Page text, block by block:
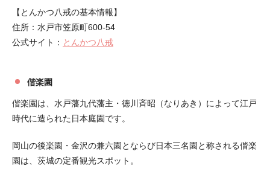
【とんかつ八戒の基本情報】
住所：水戸市笠原町600-54
公式サイト： とんかつ八戒
偕楽園
偕楽園は、水戸藩九代藩主・徳川斉昭（なりあき）によって江戸
時代に造られた日本庭園です。
岡山の後楽園・金沢の兼六園とならび日本三名園と称される偕楽
園は、茨城の定番観光スポット。